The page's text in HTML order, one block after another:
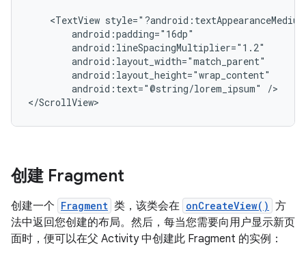
<TextView
android:text="@string/lorem_ipsum"
/>
</ScrollView>
创建 Fragment
创建一个 Fragment 类，该类会在 onCreateView() 方
法中返回您创建的布局。然后，每当您需要向用户显示新页
面时，便可以在父 Activity 中创建此 Fragment 的实例：